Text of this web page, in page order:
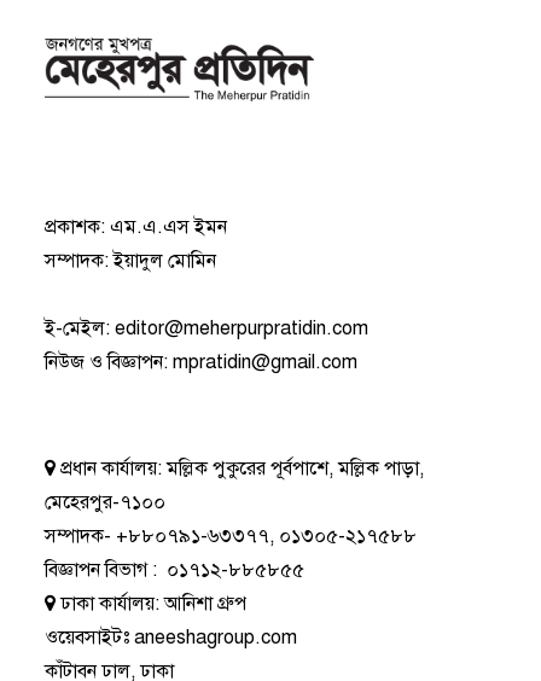
প্রকাশক: এম.এ.এস ইমন
সম্পাদক: ইয়াদুল মোমিন
ই-মেইল:editor@meherpurpratidin.com
নিউজ ও বিজ্ঞাপন:mpratidin@gmail.com
প্রধান কার্যালয়:মল্লিক পুকুরের পূর্বপাশে, মল্লিক পাড়া,
মেহেরপুর-৭১০০
সম্পাদক- +৮৮০৭৯১-৬৩৩৭৭, ০১৩০৫-২১৭৫৮৮
বিজ্ঞাপন বিভাগ: ০১৭১২-৮৮৫৮৫৫
ঢাকা কার্যালয়:আনিশা গ্রুপ
ওয়েবসাইটঃaneeshagroup.com
কাঁটাবন ঢাল, ঢাকা